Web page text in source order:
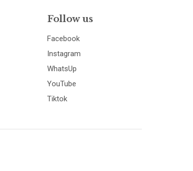
Follow us
Facebook
Instagram
WhatsUp
YouTube
Tiktok